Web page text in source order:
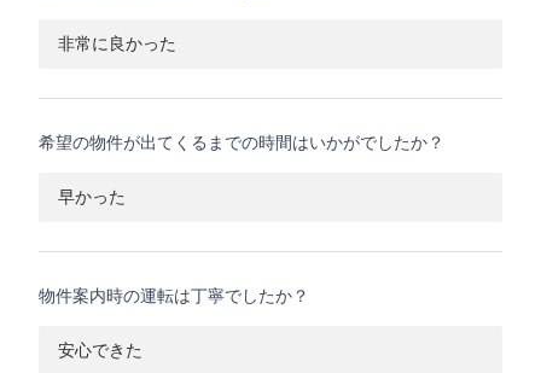
非常に良かった
希望の物件が出てくるまでの時間はいかがでしたか？
早かった
物件案内時の運転は丁寧でしたか？
安心できた